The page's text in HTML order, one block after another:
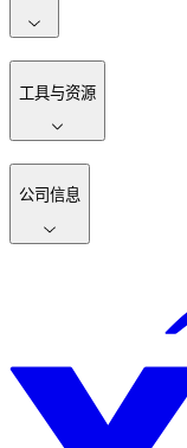
工具与资源
公司信息